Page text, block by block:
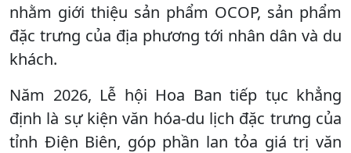
nhằm giới thiệu sản phẩm OCOP, sản phẩm
đặc trưng của địa phương tới nhân dân và du
khách.
Năm 2026, Lễ hội Hoa Ban tiếp tục khẳng
định là sự kiện văn hóa-du lịch đặc trưng của
tỉnh Điện Biên, góp phần lan tỏa giá trị văn